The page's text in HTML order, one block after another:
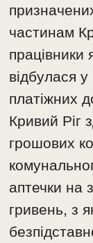
частинам
працівники
відбулася
платіжних
Кривий Ріг
грошових
аптечки на
гривень, з